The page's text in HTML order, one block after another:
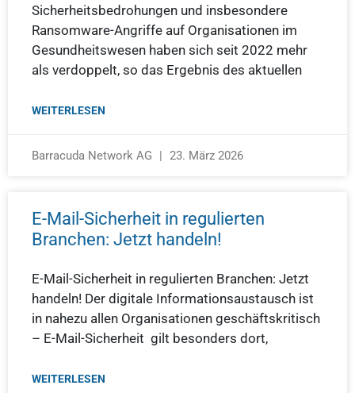
Sicherheitsbedrohungen und insbesondere
Ransomware-Angriffe auf Organisationen im
Gesundheitswesen haben sich seit 2022 mehr
als verdoppelt, so das Ergebnis des aktuellen
WEITERLESEN
Barracuda Network AG 23. März 2026
E-Mail-Sicherheit in regulierten
Branchen: Jetzt handeln!
E-Mail-Sicherheit in regulierten Branchen: Jetzt
handeln! Der digitale Informationsaustausch ist
in nahezu allen Organisationen geschäftskritisch
– E-Mail-Sicherheit gilt besonders dort,
WEITERLESEN